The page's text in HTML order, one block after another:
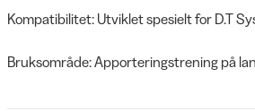
Kompatibilitet: Utviklet spesielt for D.T
Bruksområde: Apporteringstrening på